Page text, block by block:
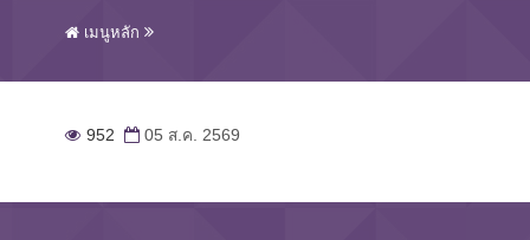
เมนูหลัก
952 05 ส.ค. 2569